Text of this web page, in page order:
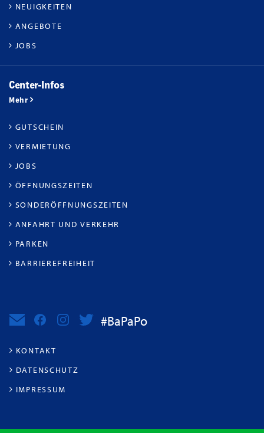
NEUIGKEITEN
ANGEBOTE
JOBS
Center-Infos
Mehr
GUTSCHEIN
VERMIETUNG
JOBS
ÖFFNUNGSZEITEN
SONDERÖFFNUNGSZEITEN
ANFAHRT UND VERKEHR
PARKEN
BARRIEREFREIHEIT
#BaPaPo
KONTAKT
DATENSCHUTZ
IMPRESSUM